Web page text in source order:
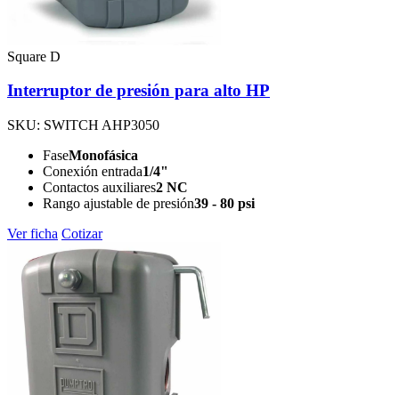
Square D
Interruptor de presión para alto HP
SKU: SWITCH AHP3050
FaseMonofásica
Conexión entrada1/4"
Contactos auxiliares2 NC
Rango ajustable de presión39 - 80 psi
Ver ficha Cotizar